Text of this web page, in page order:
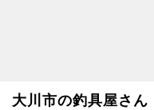
大川市の釣具屋さん